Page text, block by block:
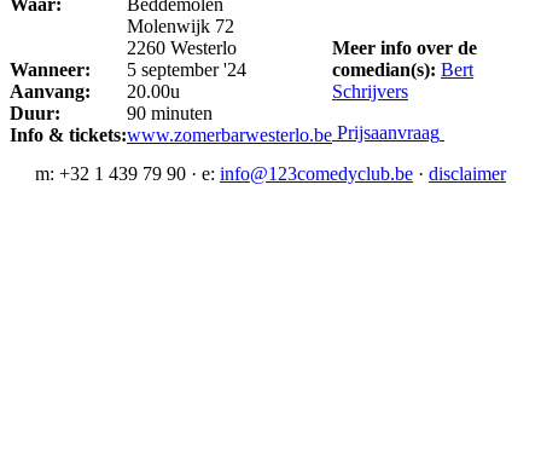
Molenwijk 72
2260 Westerlo
Wanneer:
5 september '24
Aanvang:
20.00u
Duur:
90 minuten
Info & tickets:www.zomerbarwesterlo.be
Meer info over de
comedian(s): Bert
Schrijvers
Prijsaanvraag
m: +32 1 439 79 90 · e: info@123comedyclub.be · disclaimer